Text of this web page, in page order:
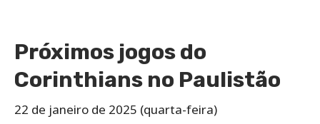
Próximos jogos do
Corinthians no Paulistão
22 de janeiro de 2025 (quarta-feira)